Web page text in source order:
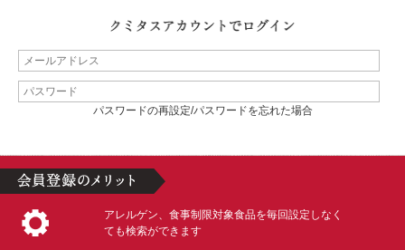
パスワードの再設定/パスワードを忘れた場合
アレルゲン、食事制限対象食品を毎回設定しなく
ても検索ができます